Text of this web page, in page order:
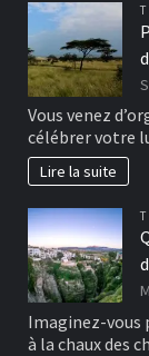
Vous venez
célébrer votre
Lire la suite
Imaginez-vous
à la chaux des